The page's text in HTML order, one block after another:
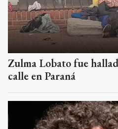
Zulma Lobato fue
calle en Paraná